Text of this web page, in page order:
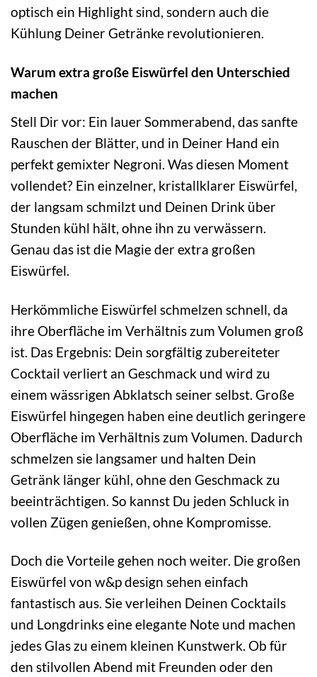
optisch ein Highlight sind, sondern auch die
Kühlung Deiner Getränke revolutionieren.
Warum extra große Eiswürfel den Unterschied
machen
Stell Dir vor: Ein lauer Sommerabend, das sanfte
Rauschen der Blätter, und in Deiner Hand ein
perfekt gemixter Negroni. Was diesen Moment
vollendet? Ein einzelner, kristallklarer Eiswürfel,
der langsam schmilzt und Deinen Drink über
Stunden kühl hält, ohne ihn zu verwässern.
Genau das ist die Magie der extra großen
Eiswürfel.
Herkömmliche Eiswürfel schmelzen schnell, da
ihre Oberfläche im Verhältnis zum Volumen groß
ist. Das Ergebnis: Dein sorgfältig zubereiteter
Cocktail verliert an Geschmack und wird zu
einem wässrigen Abklatsch seiner selbst. Große
Eiswürfel hingegen haben eine deutlich geringere
Oberfläche im Verhältnis zum Volumen. Dadurch
schmelzen sie langsamer und halten Dein
Getränk länger kühl, ohne den Geschmack zu
beeinträchtigen. So kannst Du jeden Schluck in
vollen Zügen genießen, ohne Kompromisse.
Doch die Vorteile gehen noch weiter. Die großen
Eiswürfel von w&p design sehen einfach
fantastisch aus. Sie verleihen Deinen Cocktails
und Longdrinks eine elegante Note und machen
jedes Glas zu einem kleinen Kunstwerk. Ob für
den stilvollen Abend mit Freunden oder den